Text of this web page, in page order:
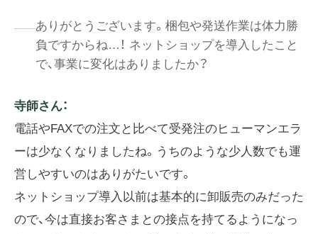
ありがとうございます。梱包や発送作業は体力勝
負ですからね…！ ネットショップを導入したこと
で、事業に変化はありましたか？
寺師さん：
電話やFAXでの注文と比べて受発注のヒューマンエラ
ーは少なくなりましたね。うちのような少人数でも運
営しやすいのはありがたいです。
ネットショップ導入以前は基本的に卸販売のみだった
ので、今は直接お客さまとの接点を持てるようになっ